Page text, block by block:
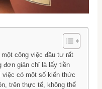
công việc đầu tư rất
đơn giản chỉ là lấy tiền
việc có một số kiến ​​thức
trên thực tế, không thể